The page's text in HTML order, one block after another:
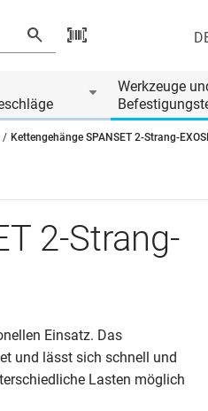
Werkzeuge
Kettengehänge SPANSET 2-Strang-
2-Strang-
Einsatz. Das
und lässt sich schnell und
Lasten möglich